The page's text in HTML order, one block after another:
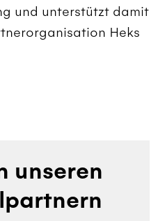
und unterstützt damit
Heks
unseren